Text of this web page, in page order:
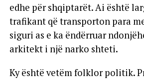
edhe për shqiptarët. Ai është
trafikant që transporton para
siguri as e ka ëndërruar
arkitekt i një narko shteti.
Ky është vetëm folklor politik.